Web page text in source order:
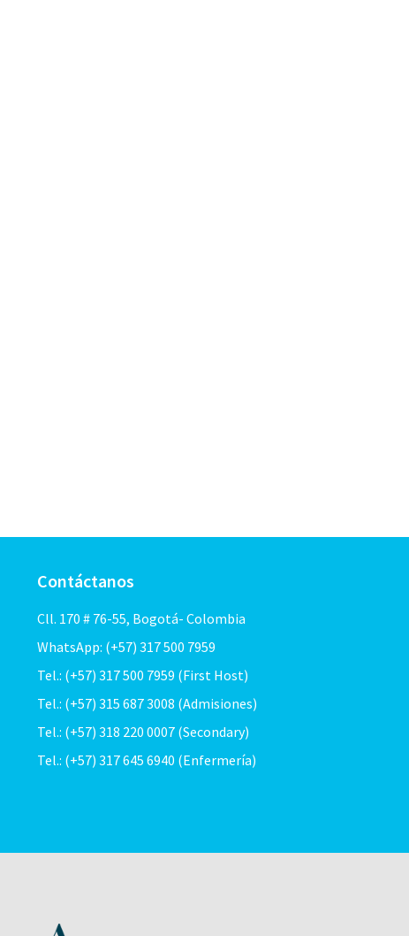
Contáctanos
Cll. 170 # 76-55, Bogotá- Colombia
WhatsApp: (+57) 317 500 7959
Tel.: (+57) 317 500 7959 (First Host)
Tel.: (+57) 315 687 3008 (Admisiones)
Tel.: (+57) 318 220 0007 (Secondary)
Tel.: (+57) 317 645 6940 (Enfermería)